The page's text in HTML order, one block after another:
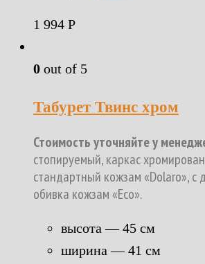
1 994 Р
0 out of 5
Табурет Твинс хром
Стоимость уточняйте у
стопируемый, каркас
стандартный кожзам «Dolaro», с
обивка кожзам «Eco».
высота — 45 см
ширина — 41 см